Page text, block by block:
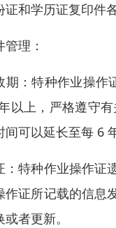
证和学历证复印件
管理：
期：特种作业操作
以上，严格遵守
间可以延长至每 6
：特种作业操作证
作证所记载的信息
者更新。